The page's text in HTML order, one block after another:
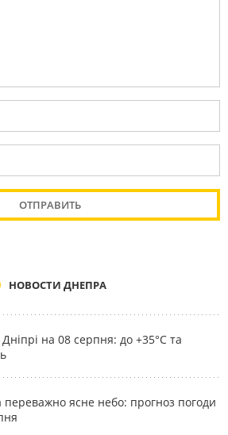
НОВОСТИ ДНЕПРА
на 08 серпня: до +35°C та
переважно ясне небо: прогноз погоди